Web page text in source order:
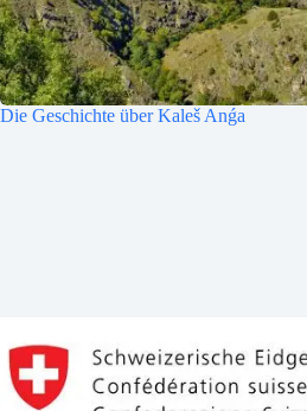
Die Geschichte über Kaleš Anǵa